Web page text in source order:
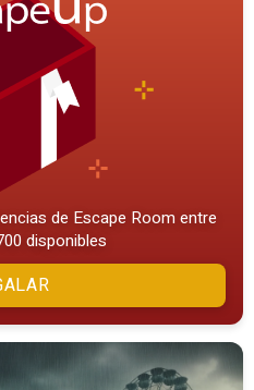
de Escape Room entre
disponibles